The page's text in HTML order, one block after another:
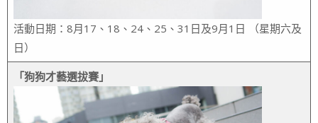
活動日期：8月17、18、24、25、31日及9月1日 （星期六及
日）
「狗狗才藝選拔賽」